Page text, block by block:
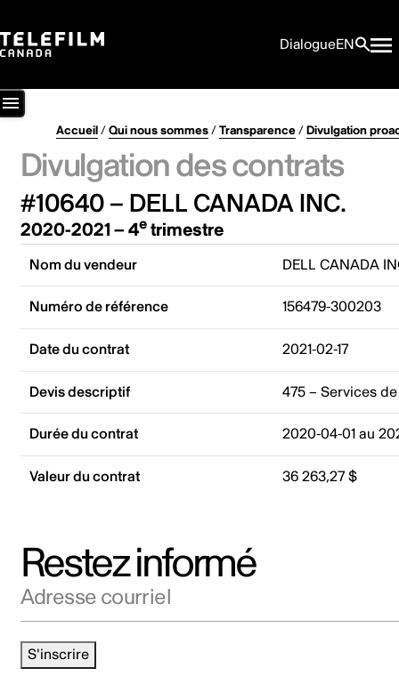
DialogueEN
Accueil/Qui nous sommes/Transparence/Divulgation
Divulgation des contrats
#10640 – DELL CANADA INC.
2020-2021 – 4etrimestre
Nom du vendeur DELL CANADA
Numéro de référence 156479-300203
Date du contrat 2021-02-17
Devis descriptif 475 – Services
Durée du contrat 2020-04-01 au
Valeur du contrat 36 263,27 $
Restez informé
S'inscrire